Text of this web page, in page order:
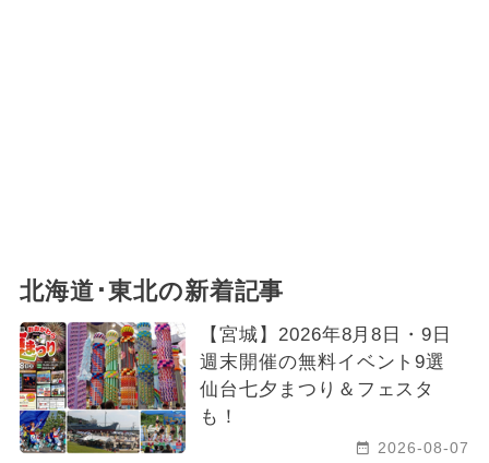
北海道･東北の新着記事
【宮城】2026年8月8日・9日
週末開催の無料イベント9選
仙台七夕まつり＆フェスタ
も！
2026-08-07